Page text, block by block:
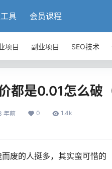
具 会员课程
项目 副业项目 SEO技术
都是0.01怎么破
年前 0 1.4k
废的人挺多，其实蛮可惜的